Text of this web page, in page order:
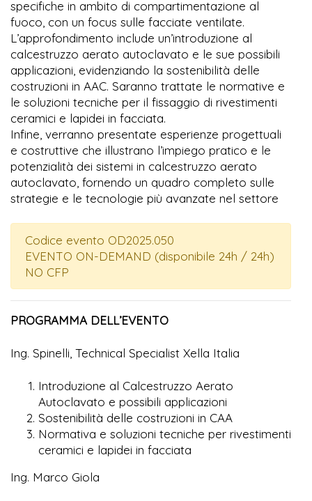
specifiche in ambito di compartimentazione al
fuoco, con un focus sulle facciate ventilate.
L’approfondimento include un’introduzione al
calcestruzzo aerato autoclavato e le sue possibili
applicazioni, evidenziando la sostenibilità delle
costruzioni in AAC. Saranno trattate le normative e
le soluzioni tecniche per il fissaggio di rivestimenti
ceramici e lapidei in facciata.
Infine, verranno presentate esperienze progettuali
e costruttive che illustrano l’impiego pratico e le
potenzialità dei sistemi in calcestruzzo aerato
autoclavato, fornendo un quadro completo sulle
strategie e le tecnologie più avanzate nel settore
Codice evento OD2025.050
EVENTO ON-DEMAND (disponibile 24h / 24h)
NO CFP
PROGRAMMA DELL’EVENTO
Ing. Spinelli, Technical Specialist Xella Italia
Introduzione al Calcestruzzo Aerato
Autoclavato e possibili applicazioni
Sostenibilità delle costruzioni in CAA
Normativa e soluzioni tecniche per rivestimenti
ceramici e lapidei in facciata
Ing. Marco Giola